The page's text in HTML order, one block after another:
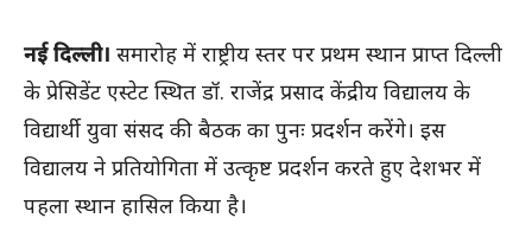
नई दिल्ली। समारोह में राष्ट्रीय स्तर पर प्रथम स्थान प्राप्त दिल्ली
के प्रेसिडेंट एस्टेट स्थित डॉ. राजेंद्र प्रसाद केंद्रीय विद्यालय के
विद्यार्थी युवा संसद की बैठक का पुनः प्रदर्शन करेंगे। इस
विद्यालय ने प्रतियोगिता में उत्कृष्ट प्रदर्शन करते हुए देशभर में
पहला स्थान हासिल किया है।